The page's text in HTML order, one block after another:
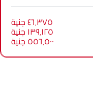
٤٦٬٣٧٥ جنية
١٣٩٬١٢٥ جنية
٥٥٦٬٥٠٠ جنية